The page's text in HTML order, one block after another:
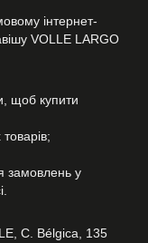
інтернет-
VOLLE LARGO
щоб купити
замовлень у
C. Bélgica, 135